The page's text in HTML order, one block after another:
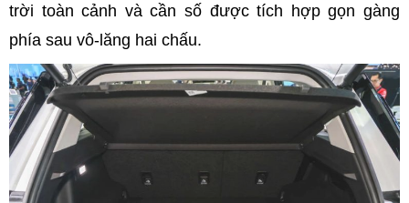
trời toàn cảnh và cần số được tích hợp gọn gàng
phía sau vô-lăng hai chấu.